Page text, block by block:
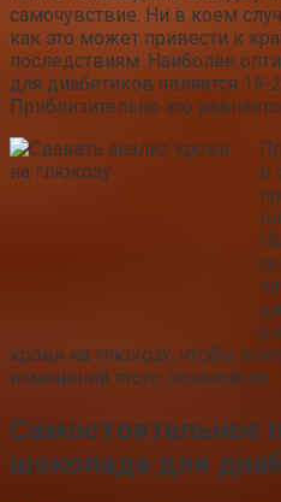
самочувствие. Ни в коем
как это может привести к
последствиям. Наиболее
для диабетиков является
Приблизительно это
в
крови на глюкозу, чтобы
изменений этого показателя.
Самостоятельное
шоколада для